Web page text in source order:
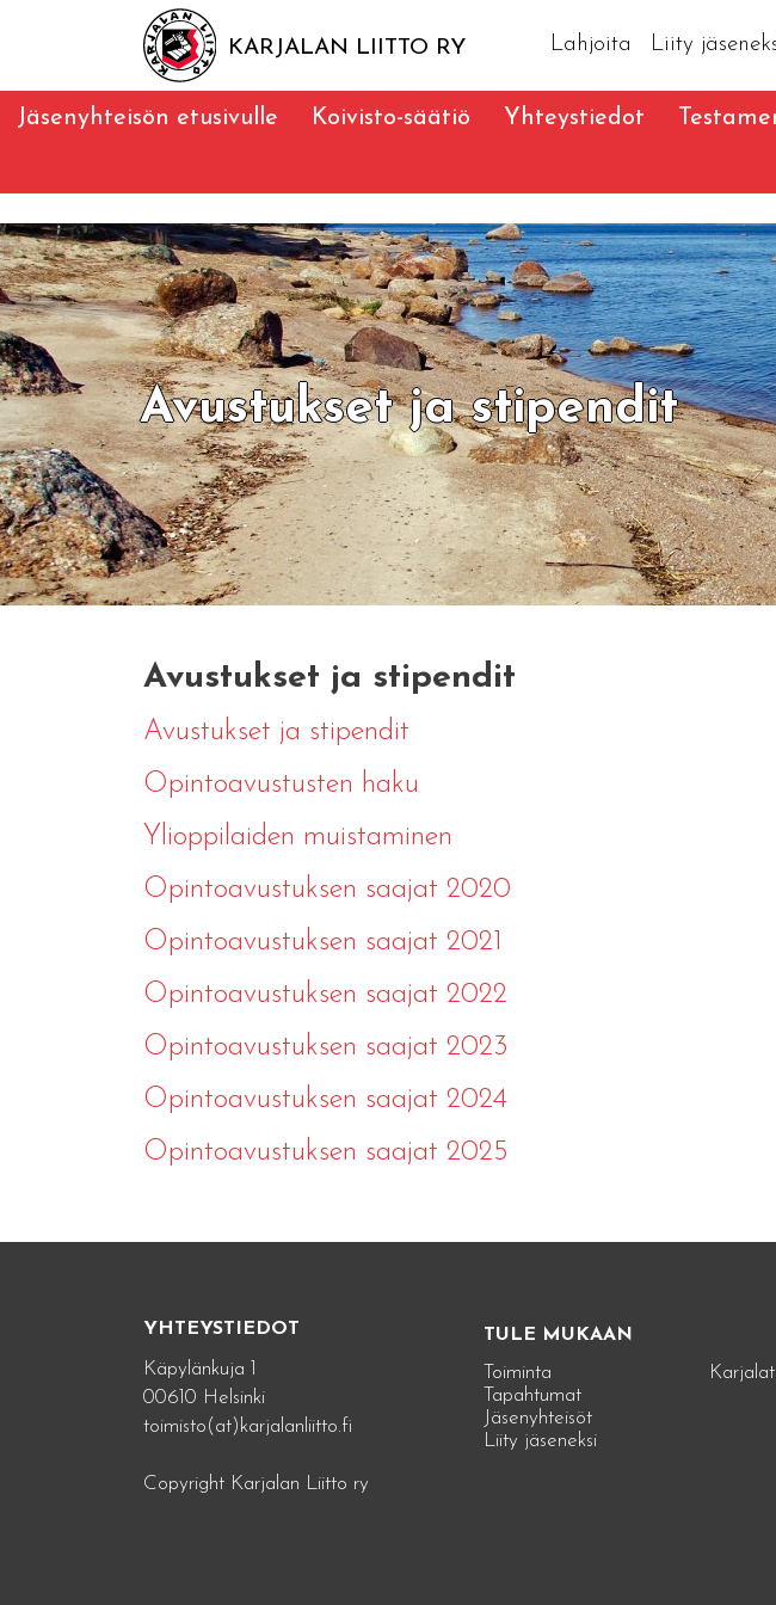
KARJALAN LIITTO RY Lahjoita Liity
Jäsenyhteisön etusivulle Koivisto-säätiö Yhteystiedot
Avustukset ja stipendit
Avustukset ja stipendit
Avustukset ja stipendit
Opintoavustusten haku
Ylioppilaiden muistaminen
Opintoavustuksen saajat 2020
Opintoavustuksen saajat 2021
Opintoavustuksen saajat 2022
Opintoavustuksen saajat 2023
Opintoavustuksen saajat 2024
Opintoavustuksen saajat 2025
YHTEYSTIEDOT
Käpylänkuja 1
00610 Helsinki
toimisto(at)karjalanliitto.fi
Copyright Karjalan Liitto ry
TULE MUKAAN
Toiminta
Tapahtumat
Jäsenyhteisöt
Liity jäseneksi